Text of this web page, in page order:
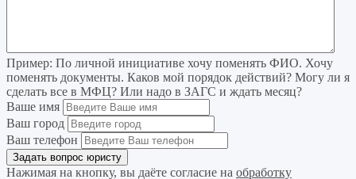
Пример: По личной инициативе хочу поменять ФИО. Хочу
поменять документы. Каков мой порядок действий? Могу ли я
сделать все в МФЦ? Или надо в ЗАГС и ждать месяц?
Ваше имя
Ваш город
Ваш телефон
Нажимая на кнопку, вы даёте согласие на обработку